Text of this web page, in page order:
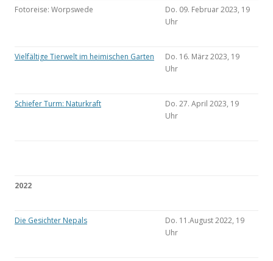
Fotoreise: Worpswede
Do. 09. Februar 2023, 19
Uhr
Vielfältige Tierwelt im heimischen Garten
Do. 16. März 2023, 19
Uhr
Schiefer Turm: Naturkraft
Do. 27. April 2023, 19
Uhr
2022
Die Gesichter Nepals
Do. 11.August 2022, 19
Uhr